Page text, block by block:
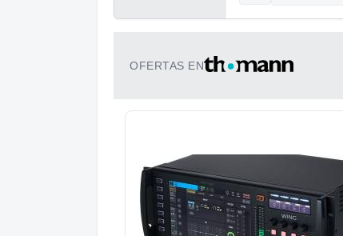
OFERTAS EN